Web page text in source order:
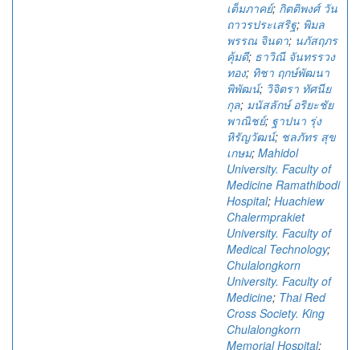
เต็มภาคย์; กิตติพงศ์ วัน
ถาวรประเสริฐ; พิมล
พรรณ จินดา; นภัสฤภร
คุ้มดี; ธาวิณี จันทรรวง
ทอง; ทิชา ฤกษ์พัฒนา
พิพัฒน์; วิจิตรา ทัศนีย
กุล; มนัสลักษ์ อริยะชัย
พาณิชย์; ฐาปนา รุ่ง
หิรัญวัฒน์; ชลภัทร สุข
เกษม; Mahidol
University. Faculty of
Medicine Ramathibodi
Hospital; Huachiew
Chalermprakiet
University. Faculty of
Medical Technology;
Chulalongkorn
University. Faculty of
Medicine; Thai Red
Cross Society. King
Chulalongkorn
Memorial Hospital;